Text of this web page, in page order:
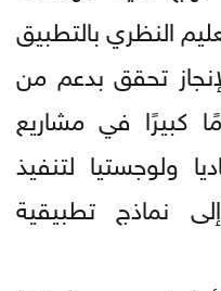
النظري بالتطبيق
تحقق بدعم من
كبيرًا في مشاريع
ولوجستيا لتنفيذ
نماذج تطبيقية